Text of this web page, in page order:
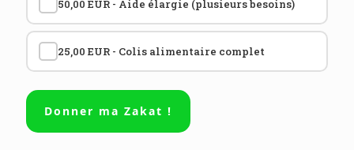
50,00 EUR - Aide élargie (plusieurs besoins)
25,00 EUR - Colis alimentaire complet
Donner ma Zakat !